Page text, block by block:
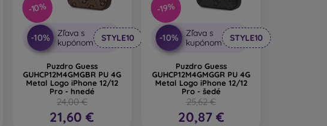
-10%
-10%
Zľava s
kupónom
STYLE10
Puzdro Guess
GUHCP12M4GMGBR PU 4G
Metal Logo iPhone 12/12
Pro - hnedé
24,00 €
21,60 €
-19%
-10%
Zľava s
kupónom
STYLE10
Puzdro Guess
GUHCP12M4GMGGR PU 4G
Metal Logo iPhone 12/12
Pro - šedé
25,62 €
20,87 €